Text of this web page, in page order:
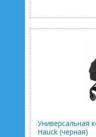
Универсальная
Hauck (черная)